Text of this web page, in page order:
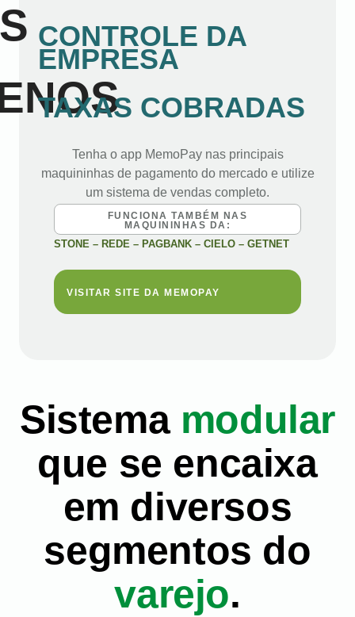
CONTROLE DA
EMPRESA
TAXAS COBRADAS
Tenha o app MemoPay nas principais
maquininhas de pagamento do mercado e utilize
um sistema de vendas completo.
FUNCIONA TAMBÉM NAS
MAQUININHAS DA:
STONE – REDE – PAGBANK – CIELO – GETNET
VISITAR SITE DA MEMOPAY
Sistema modular
que se encaixa
em diversos
segmentos do
varejo.